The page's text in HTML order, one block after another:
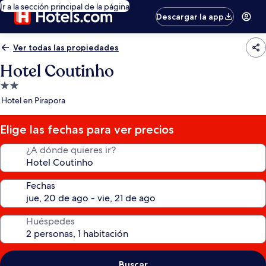
Ir a la sección principal de la página
Descargar la app
Ver todas las propiedades
Hotel Coutinho
Propiedad
de
estrellas
Hotel en Pirapora
Elige las fechas para ver precios
¿A dónde quieres ir?
Fechas
Huéspedes